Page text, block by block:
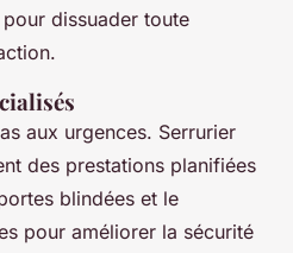
dissuader toute
aux urgences. Serrurier
des prestations planifiées
blindées et le
pour améliorer la sécurité